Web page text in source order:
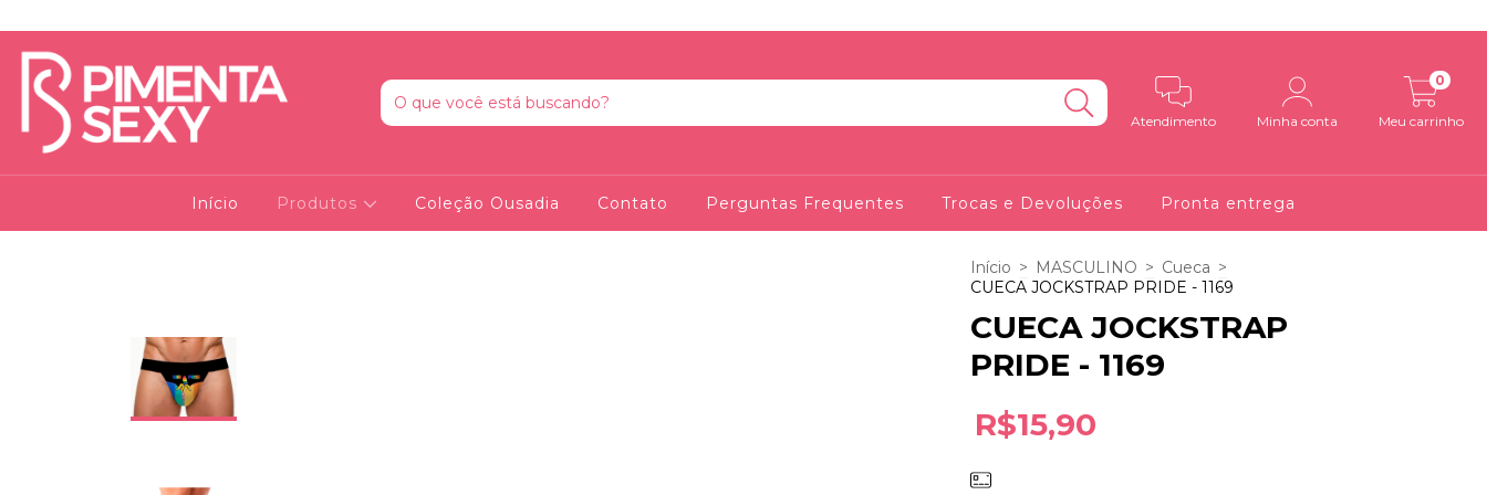
Atendimento Minha conta Meu carrinho
0
Início Produtos Coleção Ousadia Contato Perguntas Frequentes Trocas e Devoluções Pronta entrega
Início > MASCULINO > Cueca >
CUECA JOCKSTRAP PRIDE - 1169
CUECA JOCKSTRAP
PRIDE - 1169
R$15,90